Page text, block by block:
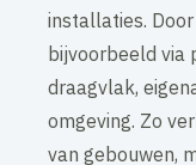
installaties.
bijvoorbeeld via
draagvlak,
omgeving. Zo
van gebouwen,